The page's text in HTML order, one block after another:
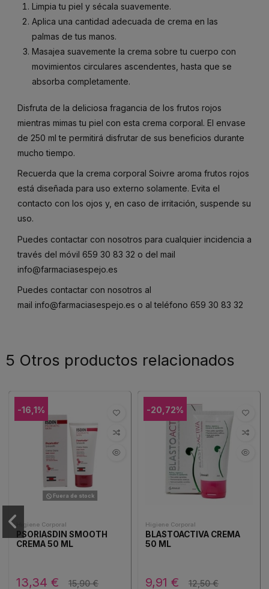
Limpia tu piel y sécala suavemente.
Aplica una cantidad adecuada de crema en las
palmas de tus manos.
Masajea suavemente la crema sobre tu cuerpo con
movimientos circulares ascendentes, hasta que se
absorba completamente.
Disfruta de la deliciosa fragancia de los frutos rojos
mientras mimas tu piel con esta crema corporal. El envase
de 250 ml te permitirá disfrutar de sus beneficios durante
mucho tiempo.
Recuerda que la crema corporal Soivre aroma frutos rojos
está diseñada para uso externo solamente. Evita el
contacto con los ojos y, en caso de irritación, suspende su
uso.
Puedes contactar con nosotros para cualquier incidencia a
través del móvil 659 30 83 32 o del mail
info@farmaciasespejo.es
Puedes contactar con nosotros al
mail info@farmaciasespejo.es o al teléfono 659 30 83 32
5 Otros productos relacionados
-16,1%
Fuera de stock
Higiene Corporal
PSORIASDIN SMOOTH
CREMA 50 ML
13,34 € 15,90 €
-20,72%
Higiene Corporal
BLASTOACTIVA CREMA
50 ML
9,91 € 12,50 €